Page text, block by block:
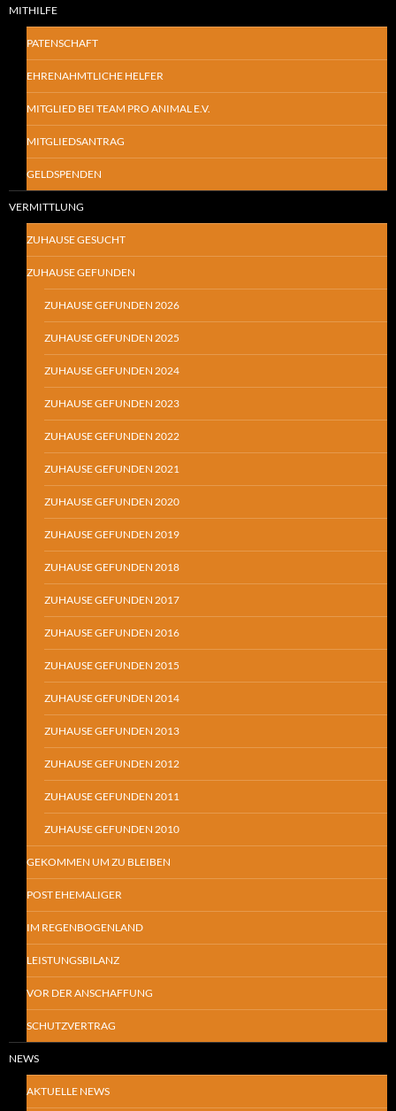
MITHILFE
PATENSCHAFT
EHRENAHMTLICHE HELFER
MITGLIED BEI TEAM PRO ANIMAL E.V.
MITGLIEDSANTRAG
GELDSPENDEN
VERMITTLUNG
ZUHAUSE GESUCHT
ZUHAUSE GEFUNDEN
ZUHAUSE GEFUNDEN 2026
ZUHAUSE GEFUNDEN 2025
ZUHAUSE GEFUNDEN 2024
ZUHAUSE GEFUNDEN 2023
ZUHAUSE GEFUNDEN 2022
ZUHAUSE GEFUNDEN 2021
ZUHAUSE GEFUNDEN 2020
ZUHAUSE GEFUNDEN 2019
ZUHAUSE GEFUNDEN 2018
ZUHAUSE GEFUNDEN 2017
ZUHAUSE GEFUNDEN 2016
ZUHAUSE GEFUNDEN 2015
ZUHAUSE GEFUNDEN 2014
ZUHAUSE GEFUNDEN 2013
ZUHAUSE GEFUNDEN 2012
ZUHAUSE GEFUNDEN 2011
ZUHAUSE GEFUNDEN 2010
GEKOMMEN UM ZU BLEIBEN
POST EHEMALIGER
IM REGENBOGENLAND
LEISTUNGSBILANZ
VOR DER ANSCHAFFUNG
SCHUTZVERTRAG
NEWS
AKTUELLE NEWS